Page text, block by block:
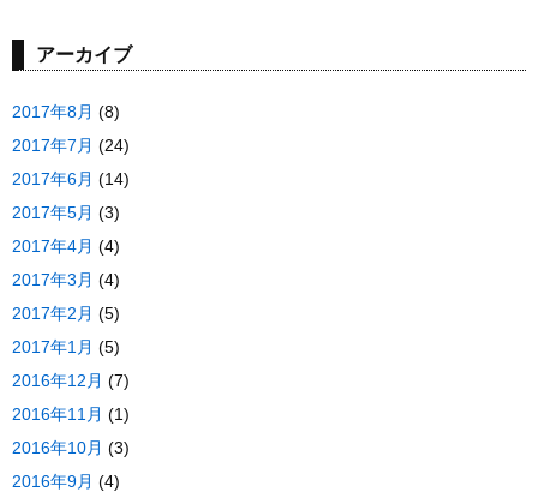
アーカイブ
2017年8月 (8)
2017年7月 (24)
2017年6月 (14)
2017年5月 (3)
2017年4月 (4)
2017年3月 (4)
2017年2月 (5)
2017年1月 (5)
2016年12月 (7)
2016年11月 (1)
2016年10月 (3)
2016年9月 (4)